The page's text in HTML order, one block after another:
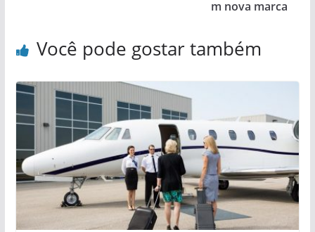
m nova marca
Você pode gostar também